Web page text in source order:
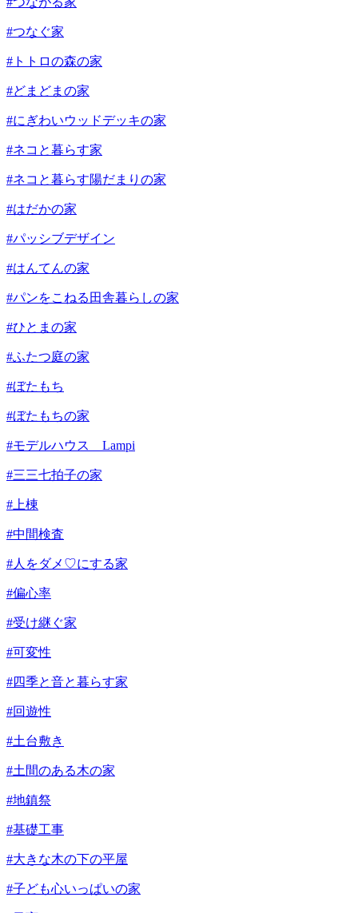
#つなぐ家
#トトロの森の家
#どまどまの家
#にぎわいウッドデッキの家
#ネコと暮らす家
#ネコと暮らす陽だまりの家
#はだかの家
#パッシブデザイン
#はんてんの家
#パンをこねる田舎暮らしの家
#ひとまの家
#ふたつ庭の家
#ぼたもち
#ぼたもちの家
#モデルハウス Lampi
#三三七拍子の家
#上棟
#中間検査
#人をダメ♡にする家
#偏心率
#受け継ぐ家
#可変性
#四季と音と暮らす家
#回遊性
#土台敷き
#土間のある木の家
#地鎮祭
#基礎工事
#大きな木の下の平屋
#子ども心いっぱいの家